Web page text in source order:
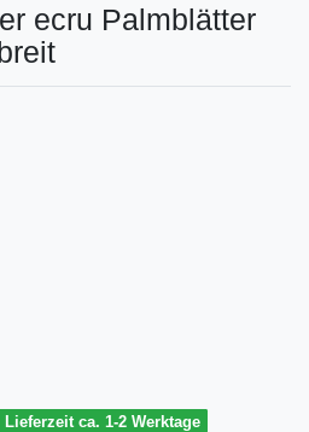
ecru Palmblätter
ca. 1-2 Werktage